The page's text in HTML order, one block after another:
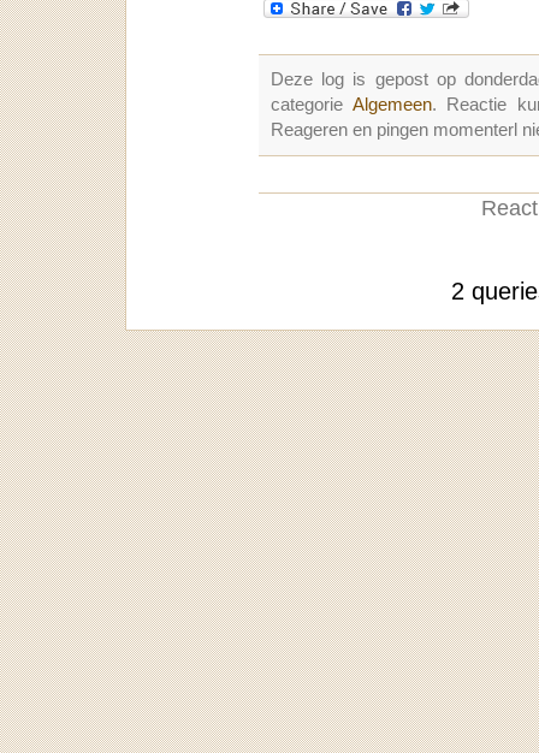
Deze log is gepost op
categorie Algemeen. Reactie
Reageren en pingen momenterl
2